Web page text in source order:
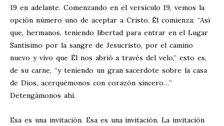
19 en adelante. Comenzando en el versículo 19, vemos la
opción número uno de aceptar a Cristo. Él comienza: “Así
que, hermanos, teniendo libertad para entrar en el Lugar
Santísimo por la sangre de Jesucristo, por el camino
nuevo y vivo que Él nos abrió a través del velo,” esto es,
de su carne, “y teniendo un gran sacerdote sobre la casa
de Dios, acerquémonos con corazón sincero…”
Detengámonos ahí.
Esa es una invitación. Esa es una invitación. La invitación